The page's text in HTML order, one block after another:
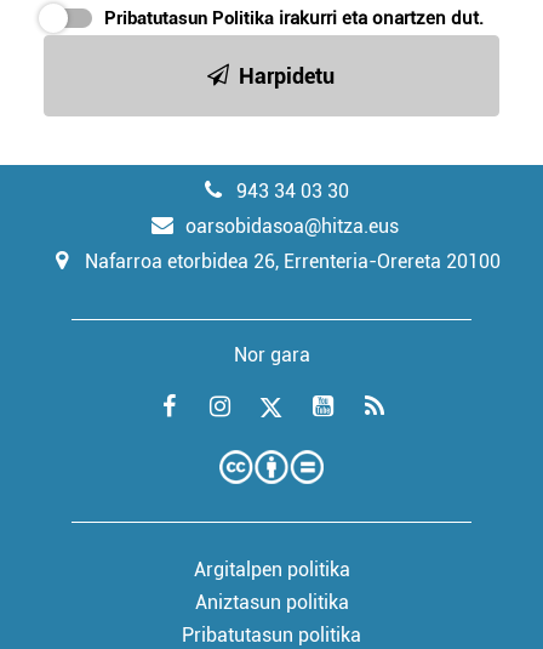
Pribatutasun Politika irakurri eta onartzen dut.
Harpidetu
943 34 03 30
oarsobidasoa@hitza.eus
Nafarroa etorbidea 26, Errenteria-Orereta 20100
Nor gara
Argitalpen politika
Aniztasun politika
Pribatutasun politika